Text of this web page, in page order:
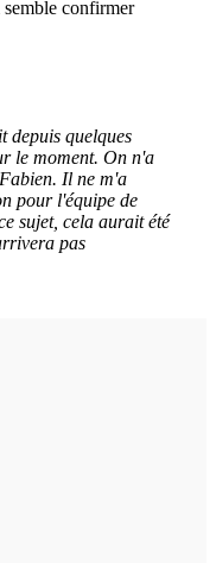
confirmer
depuis quelques
le moment. On n'a
Il ne m'a
pour l'équipe de
sujet, cela aurait été
pas